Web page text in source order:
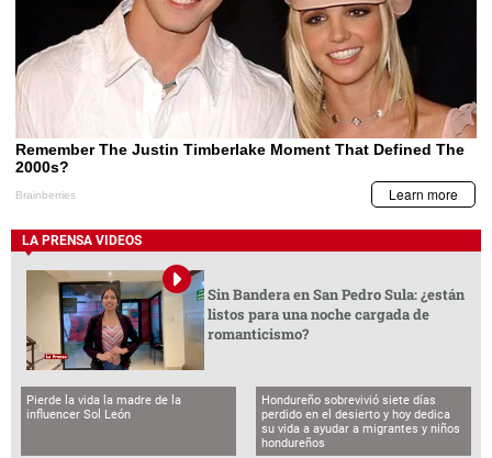
LA PRENSA VIDEOS
Sin Bandera en San Pedro Sula: ¿están
listos para una noche cargada de
romanticismo?
Pierde la vida la madre de la
influencer Sol León
Hondureño sobrevivió siete días
perdido en el desierto y hoy dedica
su vida a ayudar a migrantes y niños
hondureños